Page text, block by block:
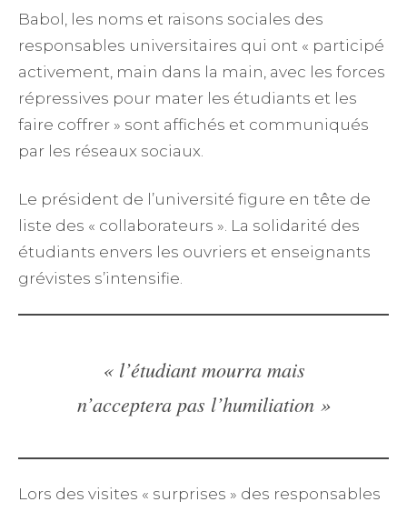
Babol, les noms et raisons sociales des
responsables universitaires qui ont « participé
activement, main dans la main, avec les forces
répressives pour mater les étudiants et les
faire coffrer » sont affichés et communiqués
par les réseaux sociaux.
Le président de l’université figure en tête de
liste des « collaborateurs ». La solidarité des
étudiants envers les ouvriers et enseignants
grévistes s’intensifie.
« l’étudiant mourra mais
n’acceptera pas l’humiliation »
Lors des visites « surprises » des responsables